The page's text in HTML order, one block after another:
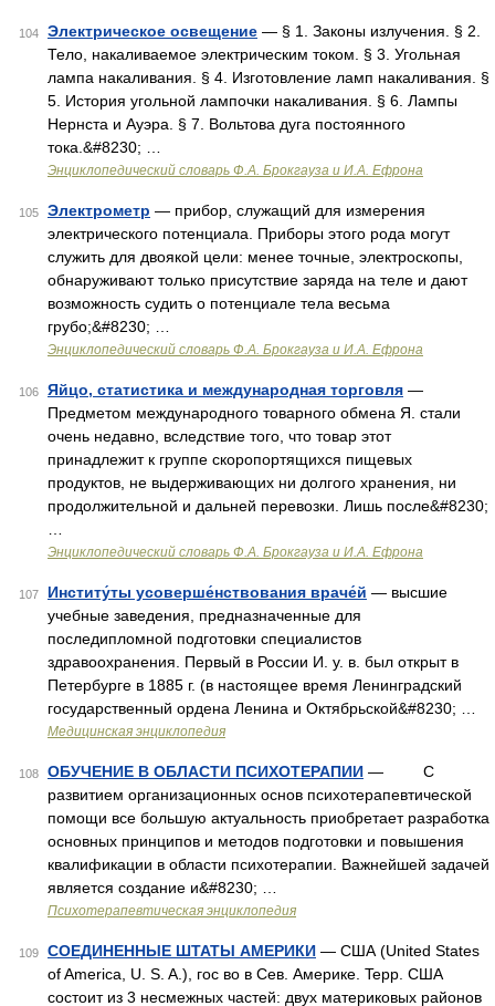
104 Электрическое освещение — § 1. Законы излучения. § 2.
Тело, накаливаемое электрическим током. § 3. Угольная
лампа накаливания. § 4. Изготовление ламп накаливания. §
5. История угольной лампочки накаливания. § 6. Лампы
Нернста и Ауэра. § 7. Вольтова дуга постоянного
тока.&#8230; …
Энциклопедический словарь Ф.А. Брокгауза и И.А. Ефрона
105 Электрометр — прибор, служащий для измерения
электрического потенциала. Приборы этого рода могут
служить для двоякой цели: менее точные, электроскопы,
обнаруживают только присутствие заряда на теле и дают
возможность судить о потенциале тела весьма
грубо;&#8230; …
Энциклопедический словарь Ф.А. Брокгауза и И.А. Ефрона
106 Яйцо, статистика и международная торговля —
Предметом международного товарного обмена Я. стали
очень недавно, вследствие того, что товар этот
принадлежит к группе скоропортящихся пищевых
продуктов, не выдерживающих ни долгого хранения, ни
продолжительной и дальней перевозки. Лишь после&#8230;
Энциклопедический словарь Ф.А. Брокгауза и И.А. Ефрона
107 Институ́ты усоверше́нствования враче́й — высшие
учебные заведения, предназначенные для
последипломной подготовки специалистов
здравоохранения. Первый в России И. у. в. был открыт в
Петербурге в 1885 г. (в настоящее время Ленинградский
государственный ордена Ленина и Октябрьской&#8230; …
Медицинская энциклопедия
108 ОБУЧЕНИЕ В ОБЛАСТИ ПСИХОТЕРАПИИ — С
развитием организационных основ психотерапевтической
помощи все большую актуальность приобретает разработка
основных принципов и методов подготовки и повышения
квалификации в области психотерапии. Важнейшей задачей
является создание и&#8230; …
Психотерапевтическая энциклопедия
109 СОЕДИНЕННЫЕ ШТАТЫ АМЕРИКИ — США (United States
of America, U. S. A.), гос во в Сев. Америке. Tepp. США
состоит из 3 несмежных частей: двух материковых районов